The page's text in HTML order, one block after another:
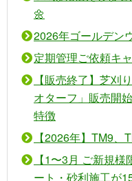
🌼
2026年ゴールデン
定期管理ご依頼キ
【販売終了】芝刈
オターフ」販売開
特徴
【2026年】TM9
【1〜3月 ご新規
ート・砂利施工が